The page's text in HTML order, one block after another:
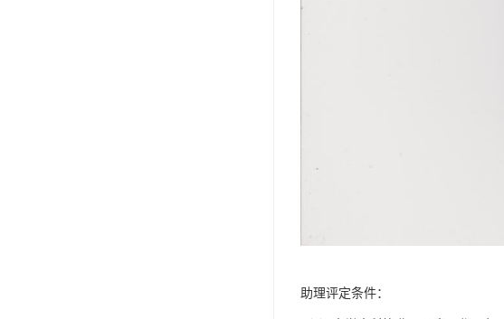
助理评定条件：